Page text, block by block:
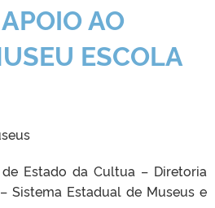
AO
ESCOLA
de Estado da Cultua – Diretoria
Sistema Estadual de Museus e